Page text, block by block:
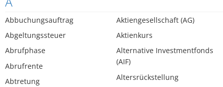
Abbuchungsauftrag
Abgeltungssteuer
Abrufphase
Abrufrente
Abtretung
Aktiengesellschaft (AG)
Aktienkurs
Alternative Investmentfonds
(AIF)
Altersrückstellung